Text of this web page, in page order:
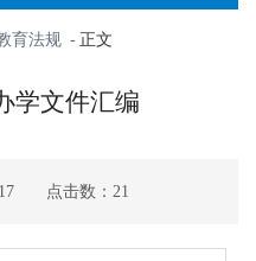
育法规 - 正文
学文件汇编
点击数： 21